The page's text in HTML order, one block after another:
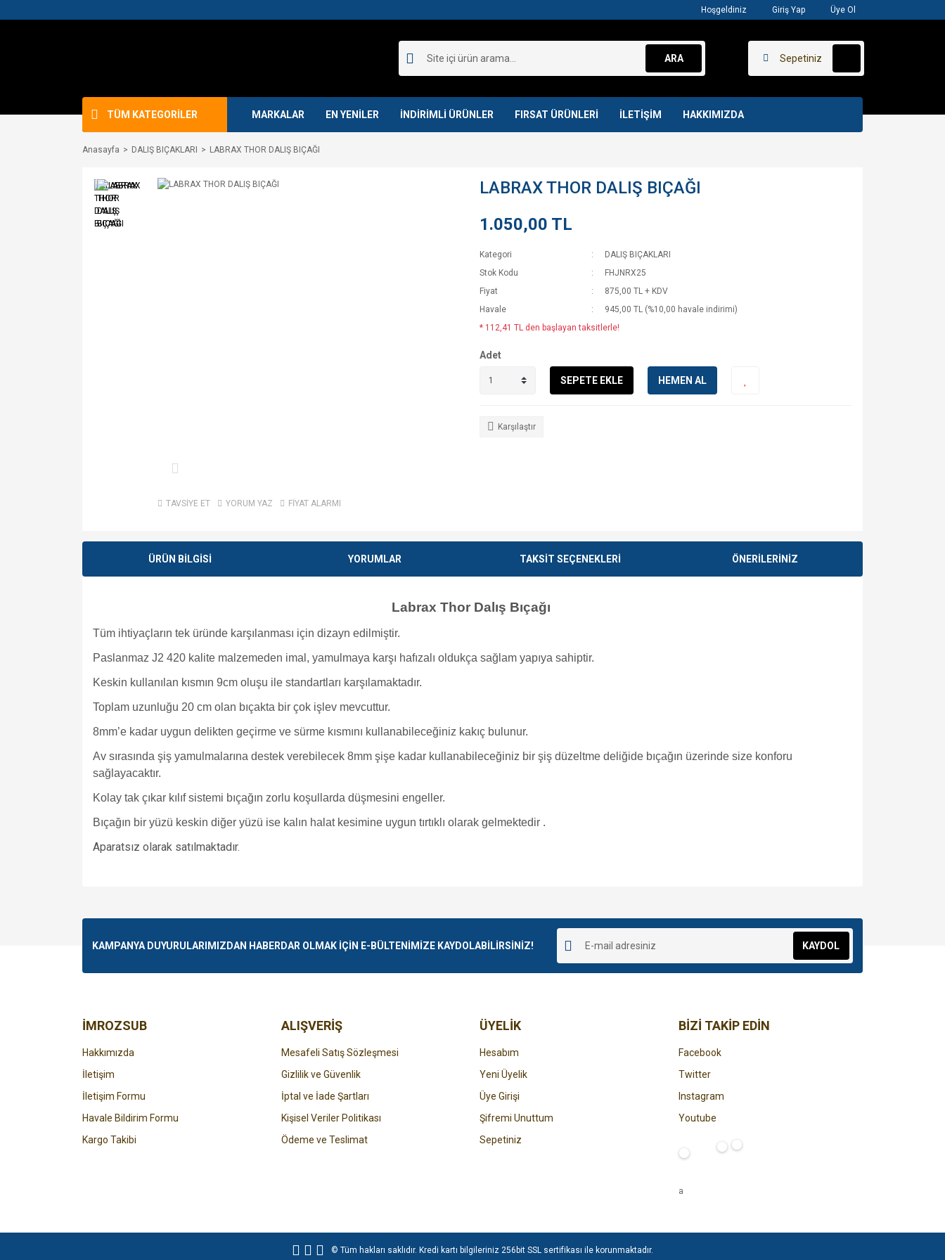
Hoşgeldiniz Giriş Yap Üye Ol
ARA Sepetiniz
TÜM KATEGORİLER MARKALAR EN YENİLER İNDİRİMLİ ÜRÜNLER FIRSAT ÜRÜNLERİ İLETİŞİM HAKKIMIZDA
Anasayfa DALIŞ BIÇAKLARI LABRAX THOR DALIŞ BIÇAĞI
TAVSİYE ET YORUM YAZ FİYAT ALARMI
LABRAX THOR DALIŞ BIÇAĞI
1.050,00 TL
Kategori
DALIŞ BIÇAKLARI
Stok Kodu
FHJNRX25
Fiyat
875,00 TL + KDV
Havale
945,00 TL (%10,00 havale indirimi)
* 112,41 TL den başlayan taksitlerle!
Adet
SEPETE EKLE HEMEN AL
Karşılaştır
ÜRÜN BİLGİSİ YORUMLAR TAKSİT SEÇENEKLERİ ÖNERİLERİNİZ
Labrax Thor Dalış Bıçağı
Tüm ihtiyaçların tek üründe karşılanması için dizayn edilmiştir.
Paslanmaz J2 420 kalite malzemeden imal, yamulmaya karşı hafızalı oldukça sağlam yapıya sahiptir.
Keskin kullanılan kısmın 9cm oluşu ile standartları karşılamaktadır.
Toplam uzunluğu 20 cm olan bıçakta bir çok işlev mevcuttur.
8mm’e kadar uygun delikten geçirme ve sürme kısmını kullanabileceğiniz kakıç bulunur.
Av sırasında şiş yamulmalarına destek verebilecek 8mm şişe kadar kullanabileceğiniz bir şiş düzeltme deliğide bıçağın üzerinde size konforu
sağlayacaktır.
Kolay tak çıkar kılıf sistemi bıçağın zorlu koşullarda düşmesini engeller.
Bıçağın bir yüzü keskin diğer yüzü ise kalın halat kesimine uygun tırtıklı olarak gelmektedir .
Aparatsız olarak satılmaktadır.
Ürün resmi kalitesiz, bozuk veya görüntülenemiyor.
Bu ürüne benzer farklı alternatifler olmalı.
Gönder
KAMPANYA DUYURULARIMIZDAN HABERDAR OLMAK İÇİN E-BÜLTENİMİZE KAYDOLABİLİRSİNİZ! KAYDOL
İMROZSUB
Hakkımızda
İletişim
İletişim Formu
Havale Bildirim Formu
Kargo Takibi
ALIŞVERİŞ
Mesafeli Satış Sözleşmesi
Gizlilik ve Güvenlik
İptal ve İade Şartları
Kişisel Veriler Politikası
Ödeme ve Teslimat
ÜYELİK
Hesabım
Yeni Üyelik
Üye Girişi
Şifremi Unuttum
Sepetiniz
BİZİ TAKİP EDİN
Facebook
Twitter
Instagram
Youtube
a
© Tüm hakları saklıdır. Kredi kartı bilgileriniz 256bit SSL sertifikası ile korunmaktadır.